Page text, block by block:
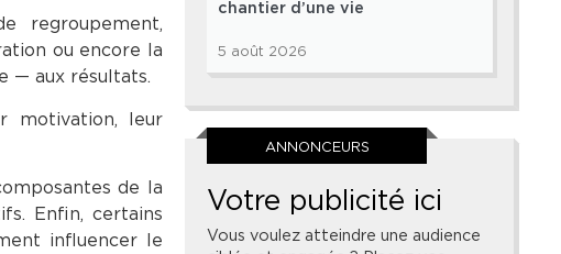
regroupement,
ou encore la
— aux résultats.
motivation, leur
de la
Enfin, certains
influencer le
chantier d’une vie
5 août 2026
ANNONCEURS
Votre publicité ici
Vous voulez atteindre une audience